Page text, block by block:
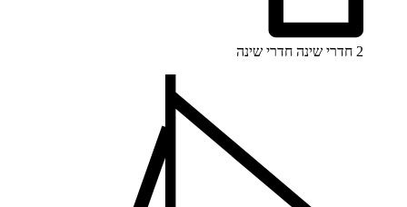
2 חדרי שינה חדרי שינה